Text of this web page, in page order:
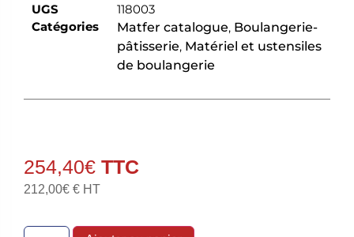
UGS
118003
Catégories
Matfer catalogue, Boulangerie-
pâtisserie, Matériel et ustensiles
de boulangerie
254,40€
212,00€ € HT